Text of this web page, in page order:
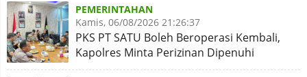
PEMERINTAHAN
Kamis, 06/08/2026 21:26:37
PKS PT SATU Boleh Beroperasi Kembali,
Kapolres Minta Perizinan Dipenuhi